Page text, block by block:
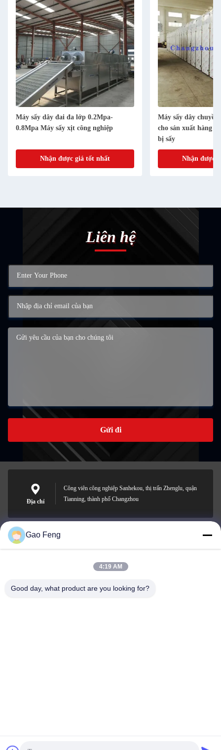
Máy sấy dây đai đa lớp 0.2Mpa-
0.8Mpa Máy sấy xịt công nghiệp
Nhận được giá tốt nhất
Máy sấy dây
cho sản xuất hàng
bị sấy
Nhận được
Liên hệ
Gửi đi
Địa chỉ
Công viên công nghiệp Sanhekou, thị trấn Zhenglu, quận
Tianning, thành phố Changzhou
suli@sulidry.com
Gao Feng
4:19 AM
Good day, what product are you looking for?